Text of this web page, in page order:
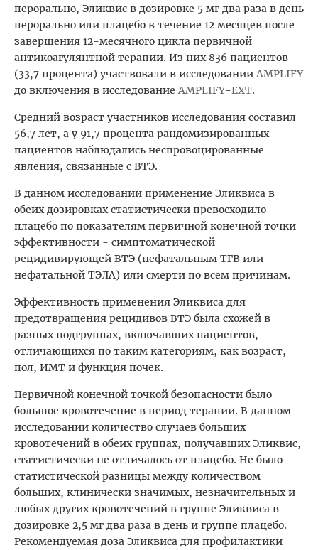
перорально, Эликвис в дозировке 5 мг два раза в день
перорально или плацебо в течение 12 месяцев после
завершения 12-месячного цикла первичной
антикоагулянтной терапии. Из них 836 пациентов
(33,7 процента) участвовали в исследованииAMPLIFY
до включения в исследованиеAMPLIFY-EXT.
Средний возраст участников исследования составил
56,7 лет, а у 91,7 процента рандомизированных
пациентов наблюдались неспровоцированные
явления, связанные с ВТЭ.
В данном исследовании применение Эликвиса в
обеих дозировках статистически превосходило
плацебо по показателям первичной конечной точки
эффективности - симптоматической
рецидивирующей ВТЭ (нефатальным ТГВ или
нефатальной ТЭЛА) или смерти по всем причинам.
Эффективность применения Эликвиса для
предотвращения рецидивов ВТЭ была схожей в
разных подгруппах, включавших пациентов,
отличающихся по таким категориям, как возраст,
пол, ИМТ и функция почек.
Первичной конечной точкой безопасности было
большое кровотечение в период терапии. В данном
исследовании количество случаев больших
кровотечений в обеих группах, получавших Эликвис,
статистически не отличалось от плацебо. Не было
статистической разницы между количеством
больших, клинически значимых, незначительных и
любых других кровотечений в группе Эликвиса в
дозировке 2,5 мг два раза в день и группе плацебо.
Рекомендуемая доза Эликвиса для профилактики